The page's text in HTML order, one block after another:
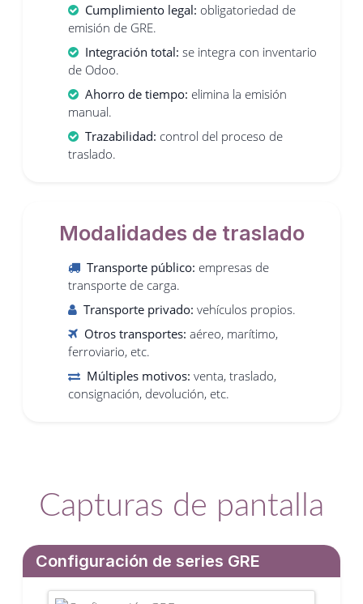
Cumplimiento legal: obligatoriedad de
emisión de GRE.
Integración total: se integra con inventario
de Odoo.
Ahorro de tiempo: elimina la emisión
manual.
Trazabilidad: control del proceso de
traslado.
Modalidades de traslado
Transporte público: empresas de
transporte de carga.
Transporte privado: vehículos propios.
Otros transportes: aéreo, marítimo,
ferroviario, etc.
Múltiples motivos: venta, traslado,
consignación, devolución, etc.
Capturas de pantalla
Configuración de series GRE